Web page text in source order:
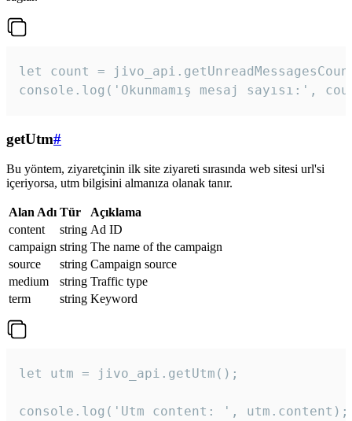
let count =
console.log('Okunmamış mesaj sayısı:',
getUtm#
Bu yöntem, ziyaretçinin ilk site ziyareti sırasında web sitesi url'si
içeriyorsa, utm bilgisini almanıza olanak tanır.
Alan Adı Tür
Açıklama
content
string Ad ID
campaign string The name of the campaign
source
string Campaign source
medium
string Traffic type
term
string Keyword
let utm = jivo_api.getUtm();
console.log('Utm content: ', utm.content);